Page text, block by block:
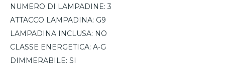
NUMERO DI LAMPADINE: 3
ATTACCO LAMPADINA: G9
LAMPADINA INCLUSA: NO
CLASSE ENERGETICA: A-G
DIMMERABILE: SI